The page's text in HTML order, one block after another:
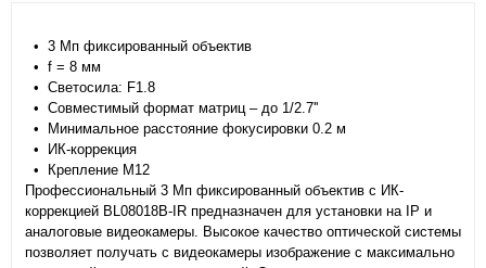
• 3 Мп фиксированный объектив
• f = 8 мм
• Светосила: F1.8
• Совместимый формат матриц – до 1/2.7''
• Минимальное расстояние фокусировки 0.2 м
• ИК-коррекция
• Крепление M12
Профессиональный 3 Мп фиксированный объектив с ИК-
коррекцией BL08018B-IR предназначен для установки на IP и
аналоговые видеокамеры. Высокое качество оптической системы
позволяет получать с видеокамеры изображение с максимально